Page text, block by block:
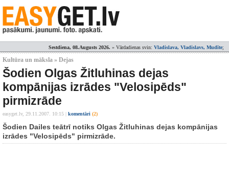
Sestdiena, 08.Augusts 2026. » Vārdadienas svin: Vladislava, Vladislavs, Mudīte;
Kultūra un māksla » Dejas
Šodien Olgas Žitluhinas dejas
kompānijas izrādes "Velosipēds"
pirmizrāde
easyget.lv, 29.11.2007. 10:15 komentāri (2)
Šodien Dailes teātrī notiks Olgas Žitluhinas dejas kompānijas
izrādes "Velosipēds" pirmizrāde.